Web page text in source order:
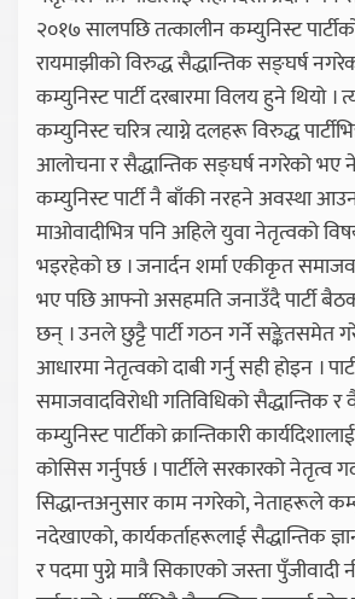
२०१७ सालपछि तत्कालीन कम्युनिस्ट
रायमाझीको विरुद्ध सैद्धान्तिक सङ्घर्ष
कम्युनिस्ट पार्टी दरबारमा विलय हुने थियो
कम्युनिस्ट चरित्र त्याग्ने दलहरू विरुद्ध
आलोचना र सैद्धान्तिक सङ्घर्ष नगरेको भए
कम्युनिस्ट पार्टी नै बाँकी नरहने अवस्था
माओवादीभित्र पनि अहिले युवा नेतृत्वको
भइरहेको छ । जनार्दन शर्मा एकीकृत
भए पछि आफ्नो असहमति जनाउँदै पार्टी
छन् । उनले छुट्टै पार्टी गठन गर्ने सङ्केतसमेत
आधारमा नेतृत्वको दाबी गर्नु सही होइन ।
समाजवादविरोधी गतिविधिको सैद्धान्तिक
कम्युनिस्ट पार्टीको क्रान्तिकारी
कोसिस गर्नुपर्छ । पार्टीले सरकारको नेतृत्व
सिद्धान्तअनुसार काम नगरेको, नेताहरूले
नदेखाएको, कार्यकर्ताहरूलाई सैद्धान्तिक
र पदमा पुग्ने मात्रै सिकाएको जस्ता